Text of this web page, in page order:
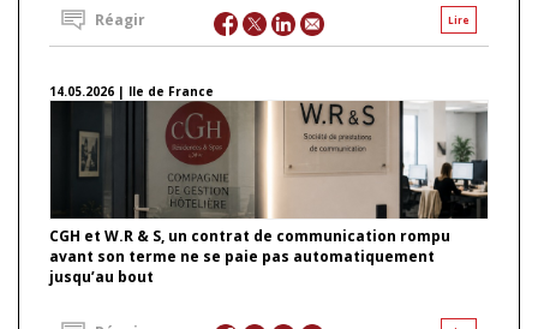
Lire
Réagir
14.05.2026 | Ile de France
CGH et W.R & S, un contrat de communication rompu
avant son terme ne se paie pas automatiquement
jusqu’au bout